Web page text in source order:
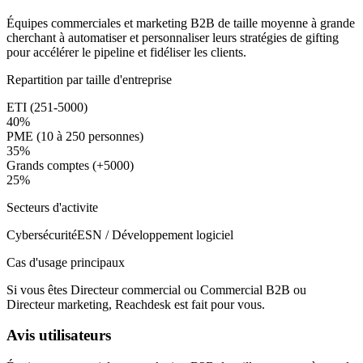
Équipes commerciales et marketing B2B de taille moyenne à grande
cherchant à automatiser et personnaliser leurs stratégies de gifting
pour accélérer le pipeline et fidéliser les clients.
Repartition par taille d'entreprise
ETI (251-5000)
40%
PME (10 à 250 personnes)
35%
Grands comptes (+5000)
25%
Secteurs d'activite
CybersécuritéESN / Développement logiciel
Cas d'usage principaux
Si vous êtes Directeur commercial ou Commercial B2B ou
Directeur marketing, Reachdesk est fait pour vous.
Avis utilisateurs